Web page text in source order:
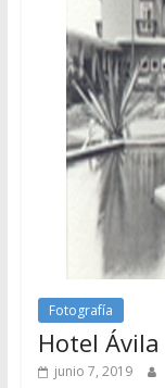
Fotografía
Hotel Ávila
junio 7, 2019